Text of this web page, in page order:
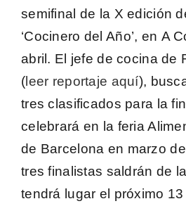
semifinal de la X edición
‘Cocinero del Año’, en A
abril . El jefe de cocina de
( leer reportaje aquí),
tres clasificados para la
celebrará en la feria A
de Barcelona en marzo
tres finalistas saldrán de
tendrá lugar el próximo